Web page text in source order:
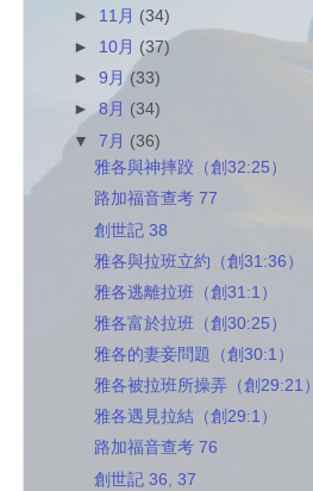
► 11月 (34)
► 10月 (37)
►9月(33)
►8月 (34)
▼7月 (36)
雅各與神摔跤（創32:25）
路加福音查考 77
創世記 38
雅各與拉班立約（創31:36）
雅各逃離拉班（創31:1）
雅各富於拉班（創30:25）
雅各的妻妾問題（創30:1）
雅各被拉班所操弄（創29:21）
雅各遇見拉結（創29:1）
路加福音查考 76
創世記 36, 37